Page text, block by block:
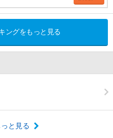
ングをもっと見る
と見る